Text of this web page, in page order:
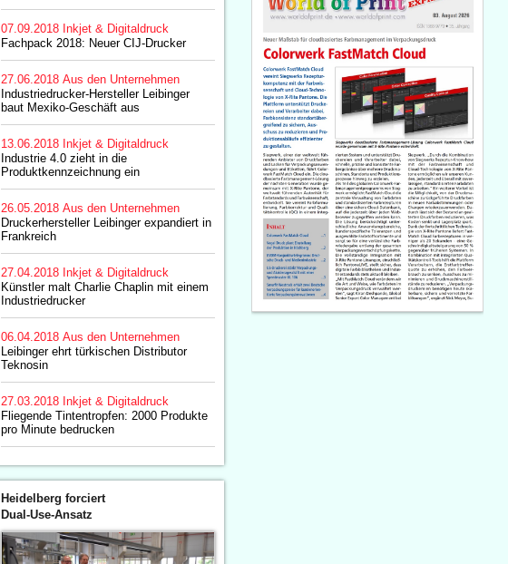
07.09.2018 Inkjet & Digitaldruck
Fachpack 2018: Neuer CIJ-Drucker
27.06.2018 Aus den Unternehmen
Industriedrucker-Hersteller Leibinger
baut Mexiko-Geschäft aus
13.06.2018 Inkjet & Digitaldruck
Industrie 4.0 zieht in die
Produktkennzeichnung ein
26.05.2018 Aus den Unternehmen
Druckerhersteller Leibinger expandiert in
Frankreich
27.04.2018 Inkjet & Digitaldruck
Künstler malt Charlie Chaplin mit einem
Industriedrucker
06.04.2018 Aus den Unternehmen
Leibinger ehrt türkischen Distributor
Teknosin
27.03.2018 Inkjet & Digitaldruck
Fliegende Tintentropfen: 2000 Produkte
pro Minute bedrucken
Heidelberg forciert
Dual-Use-Ansatz